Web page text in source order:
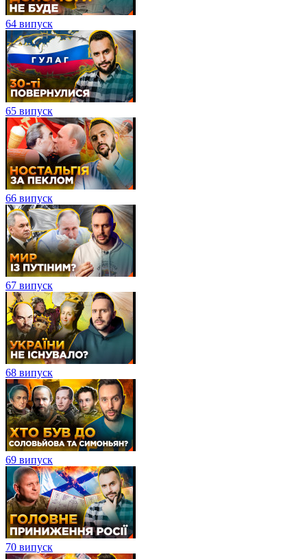
64 випуск
65 випуск
66 випуск
67 випуск
68 випуск
69 випуск
70 випуск